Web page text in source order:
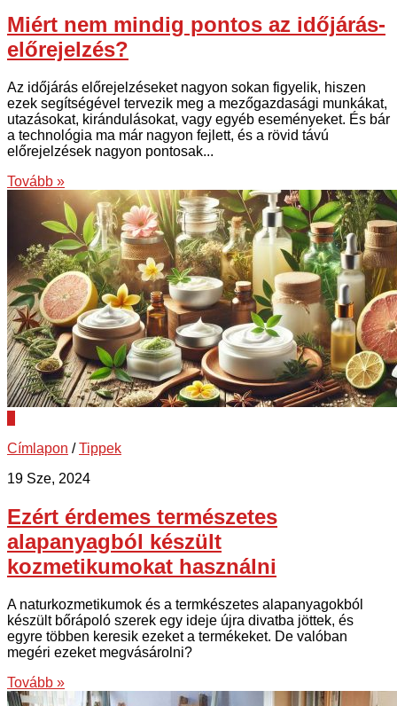
Miért nem mindig pontos az időjárás-
előrejelzés?
Az időjárás előrejelzéseket nagyon sokan figyelik, hiszen
ezek segítségével tervezik meg a mezőgazdasági munkákat,
utazásokat, kirándulásokat, vagy egyéb eseményeket. És bár
a technológia ma már nagyon fejlett, és a rövid távú
előrejelzések nagyon pontosak...
Tovább »
Címlapon /Tippek
19 Sze, 2024
Ezért érdemes természetes
alapanyagból készült
kozmetikumokat használni
A naturkozmetikumok és a termkészetes alapanyagokból
készült bőrápoló szerek egy ideje újra divatba jöttek, és
egyre többen keresik ezeket a termékeket. De valóban
megéri ezeket megvásárolni?
Tovább »